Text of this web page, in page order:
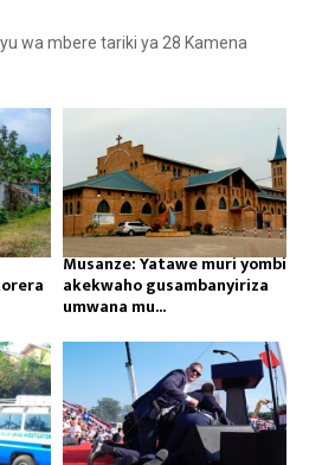
wa mbere tariki ya 28 Kamena
Musanze: Yatawe muri yombi
akekwaho gusambanyiriza
umwana mu...